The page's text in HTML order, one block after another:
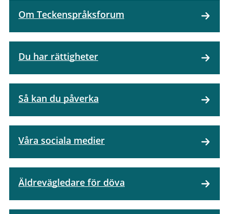
Om Teckenspråksforum
Du har rättigheter
Så kan du påverka
Våra sociala medier
Äldrevägledare för döva